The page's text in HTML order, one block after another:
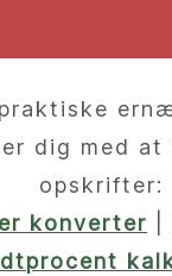
dig med at
opskrifter:
konverter